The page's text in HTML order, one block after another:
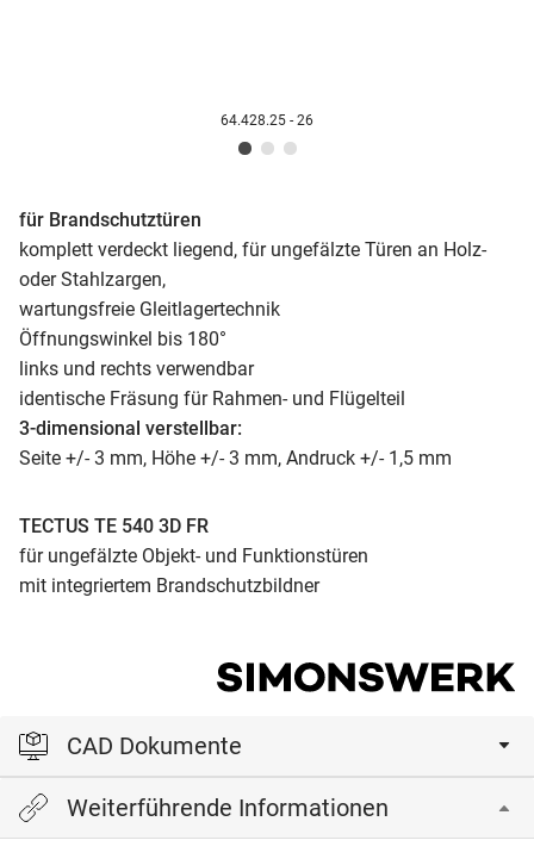
64.428.25 - 26
für Brandschutztüren
komplett verdeckt liegend, für ungefälzte Türen an Holz-
oder Stahlzargen,
wartungsfreie Gleitlagertechnik
Öffnungswinkel bis 180°
links und rechts verwendbar
identische Fräsung für Rahmen- und Flügelteil
3-dimensional verstellbar:
Seite +/- 3 mm, Höhe +/- 3 mm, Andruck +/- 1,5 mm
TECTUS TE 540 3D FR
für ungefälzte Objekt- und Funktionstüren
mit integriertem Brandschutzbildner
CAD Dokumente
Bitte einloggen, um die CAD‑Dateien anzeigen und
herunterladen zu können.
Weiterführende Informationen